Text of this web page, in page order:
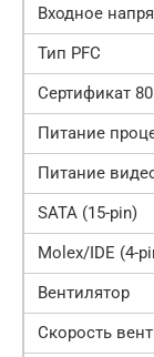
Входное
Тип PFC
Сертификат
Питание
Питание
SATA (15-pin)
Molex/IDE (4-
Вентилятор
Скорость